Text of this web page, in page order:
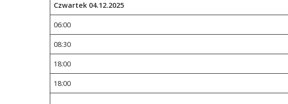
Czwartek 04.12.2025
06:00
08:30
18:00
18:00